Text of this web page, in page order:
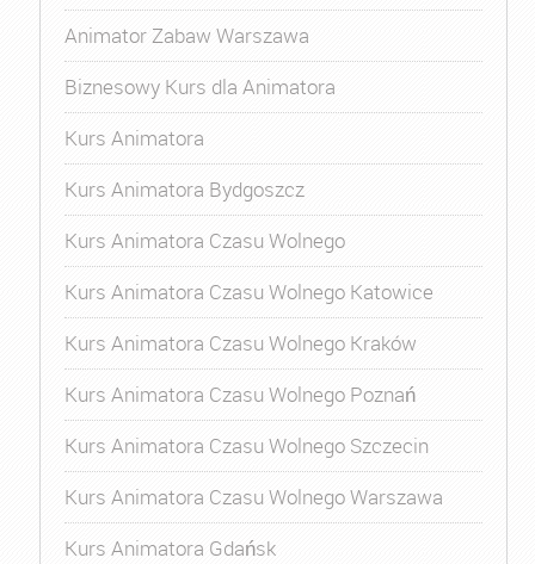
Animator Zabaw Warszawa
Biznesowy Kurs dla Animatora
Kurs Animatora
Kurs Animatora Bydgoszcz
Kurs Animatora Czasu Wolnego
Kurs Animatora Czasu Wolnego Katowice
Kurs Animatora Czasu Wolnego Kraków
Kurs Animatora Czasu Wolnego Poznań
Kurs Animatora Czasu Wolnego Szczecin
Kurs Animatora Czasu Wolnego Warszawa
Kurs Animatora Gdańsk